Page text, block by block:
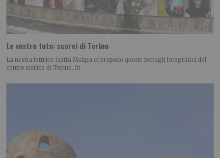
Le vostre foto: scorci di Torino
La nostra lettrice Isotta Meliga ci propone questi dettagli fotografici del
centro storico di Torino. In